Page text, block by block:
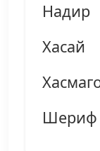
Надир
Хасай
Шериф